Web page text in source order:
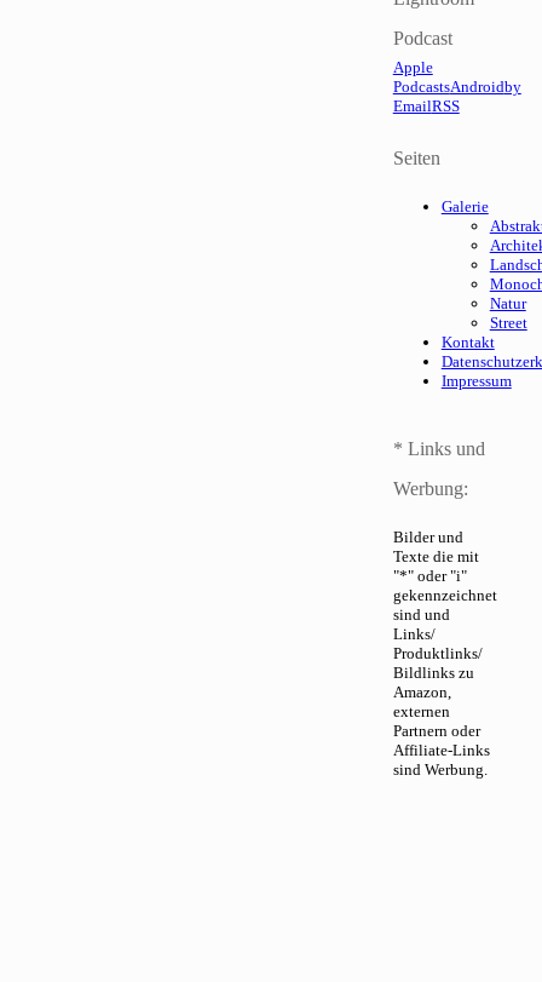
Podcast
Apple
PodcastsAndroidby
EmailRSS
Seiten
Galerie
Natur
Street
Kontakt
Impressum
* Links und
Werbung:
Bilder und
Texte die mit
"*" oder "i"
gekennzeichnet
sind und
Links/
Produktlinks/
Bildlinks zu
Amazon,
externen
Partnern oder
Affiliate-Links
sind Werbung.